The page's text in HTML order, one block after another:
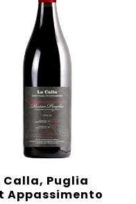
Calla, Puglia
Appassimento